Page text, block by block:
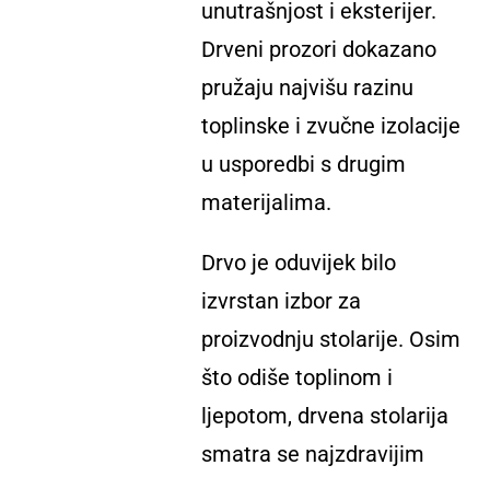
unutrašnjost i eksterijer.
Drveni prozori dokazano
pružaju najvišu razinu
toplinske i zvučne izolacije
u usporedbi s drugim
materijalima.
Drvo je oduvijek bilo
izvrstan izbor za
proizvodnju stolarije. Osim
što odiše toplinom i
ljepotom, drvena stolarija
smatra se najzdravijim